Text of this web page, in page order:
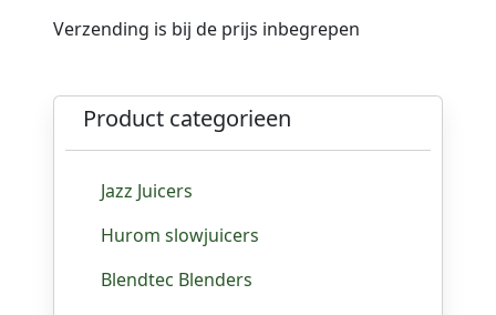
Verzending is bij de prijs inbegrepen
Product categorieen
Jazz Juicers
Hurom slowjuicers
Blendtec Blenders